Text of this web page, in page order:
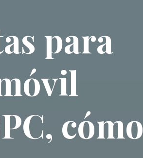
para
cómo